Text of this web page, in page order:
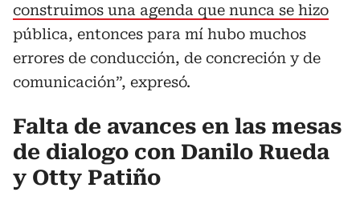
construimos una agenda que nunca se hizo
pública, entonces para mí hubo muchos
errores de conducción, de concreción y de
comunicación”, expresó.
Falta de avances en las mesas
de dialogo con Danilo Rueda
y Otty Patiño